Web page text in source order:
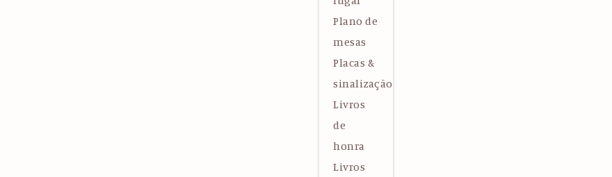
Plano de
mesas
Placas &
sinalização
Livros
de
honra
Livros